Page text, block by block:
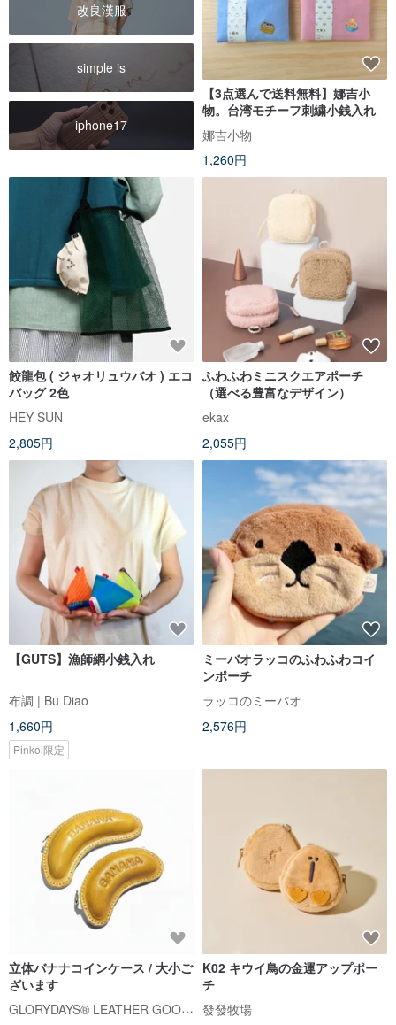
改良漢服
simple is
iphone17
【3点選んで送料無料】娜吉小
物。台湾モチーフ刺繍小銭入れ
娜吉小物
1,260円
餃龍包 ( ジャオリュウバオ ) エコ
バッグ 2色
HEY SUN
2,805円
ふわふわミニスクエアポーチ
（選べる豊富なデザイン）
ekax
2,055円
【GUTS】漁師網小銭入れ
布調 | Bu Diao
1,660円
Pinkoi限定
ミーバオラッコのふわふわコイ
ンポーチ
ラッコのミーバオ
2,576円
立体バナナコインケース / 大小ご
ざいます
GLORYDAYS® LEATHER GOODS
K02 キウイ鳥の金運アップポー
チ
發發牧場